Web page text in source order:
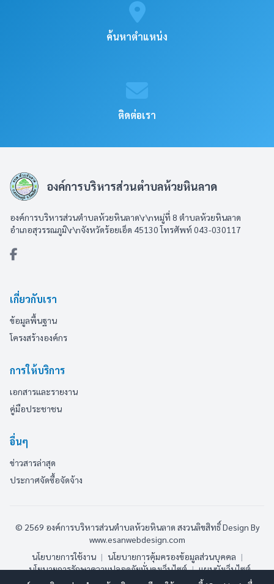
ค้นหาตำแหน่ง
ติดต่อเรา
องค์การบริหารส่วนตำบลห้วยหินลาด
องค์การบริหารส่วนตำบลห้วยหินลาด\r\nหมู่ที่ 8 ตำบลห้วยหินลาด
อำเภอสุวรรณภูมิ\r\nจังหวัดร้อยเอ็ด 45130 โทรศัพท์ 043-030117
เกี่ยวกับเรา
ข้อมูลพื้นฐาน
โครงสร้างองค์กร
การให้บริการ
เอกสารและรายงาน
คู่มือประชาชน
อื่นๆ
ข่าวสารล่าสุด
ประกาศจัดซื้อจัดจ้าง
© 2569 องค์การบริหารส่วนตำบลห้วยหินลาด สงวนลิขสิทธิ์Design By
www.esanwebdesign.com
นโยบายการใช้งาน | นโยบายการคุ้มครองข้อมูลส่วนบุคคล |
นโยบายการรักษาความปลอดภัยมั่นคงเว็บไซต์ | แผนผังเว็บไซต์